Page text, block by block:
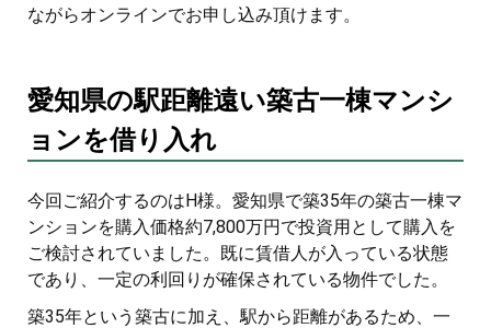
ながらオンラインでお申し込み頂けます。
愛知県の駅距離遠い築古一棟マンシ
ョンを借り入れ
今回ご紹介するのはH様。愛知県で築35年の築古一棟マ
ンションを購入価格約7,800万円で投資用として購入を
ご検討されていました。既に賃借人が入っている状態
であり、一定の利回りが確保されている物件でした。
築35年という築古に加え、駅から距離があるため、一